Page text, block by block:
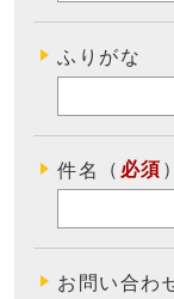
ふりがな
件名 （ 必須 ）
お問い合わ